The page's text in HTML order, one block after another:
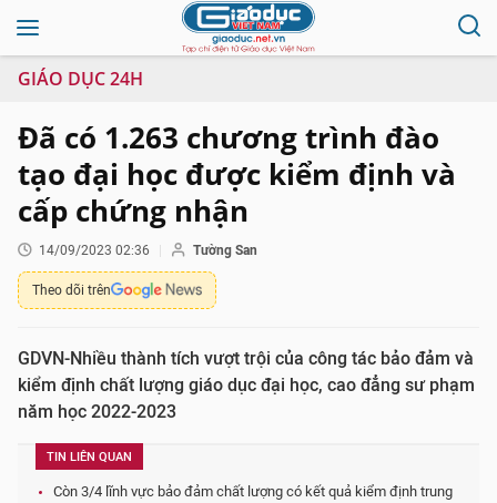
GIÁO DỤC 24H
Đã có 1.263 chương trình đào
tạo đại học được kiểm định và
cấp chứng nhận
14/09/2023 02:36 Tường San
Theo dõi trên
GDVN-Nhiều thành tích vượt trội của công tác bảo đảm và
kiểm định chất lượng giáo dục đại học, cao đẳng sư phạm
năm học 2022-2023
TIN LIÊN QUAN
Còn 3/4 lĩnh vực bảo đảm chất lượng có kết quả kiểm định trung